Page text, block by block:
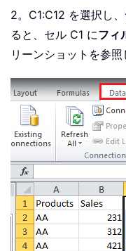
2。C1:C12 を選択し、
ると、セル C1 にフィ
リーンショットを参照